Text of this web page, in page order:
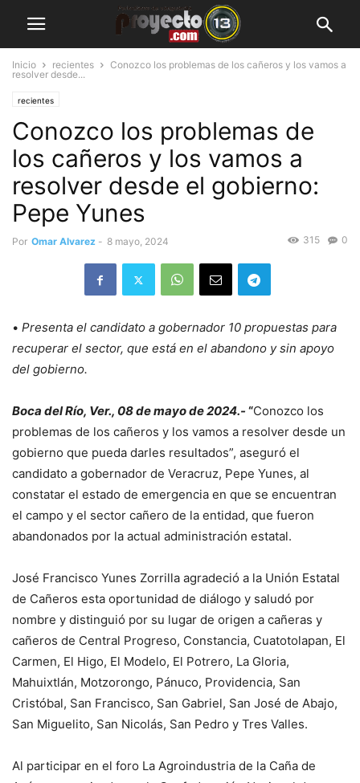
Inicio recientes
Conozco los problemas de los cañeros y los vamos a
resolver desde...
recientes
Conozco los problemas de
los cañeros y los vamos a
resolver desde el gobierno:
Pepe Yunes
Por Omar Alvarez - 8 mayo, 2024 0
315
• Presenta el candidato a gobernador 10 propuestas para
recuperar el sector, que está en el abandono y sin apoyo
del gobierno.
Boca del Río, Ver., 08 de mayo de 2024.- “Conozco los
problemas de los cañeros y los vamos a resolver desde un
gobierno que pueda darles resultados”, aseguró el
candidato a gobernador de Veracruz, Pepe Yunes, al
constatar el estado de emergencia en que se encuentran
el campo y el sector cañero de la entidad, que fueron
abandonados por la actual administración estatal.
José Francisco Yunes Zorrilla agradeció a la Unión Estatal
de Cañeros esta oportunidad de diálogo y saludó por
nombre y distinguió por su lugar de origen a cañeras y
cañeros de Central Progreso, Constancia, Cuatotolapan, El
Carmen, El Higo, El Modelo, El Potrero, La Gloria,
Mahuixtlán, Motzorongo, Pánuco, Providencia, San
Cristóbal, San Francisco, San Gabriel, San José de Abajo,
San Miguelito, San Nicolás, San Pedro y Tres Valles.
Al participar en el foro La Agroindustria de la Caña de